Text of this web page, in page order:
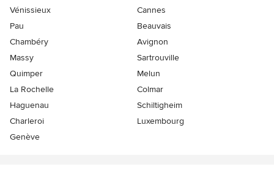
Vénissieux
Cannes
Pau
Beauvais
Chambéry
Avignon
Massy
Sartrouville
Quimper
Melun
La Rochelle
Colmar
Haguenau
Schiltigheim
Charleroi
Luxembourg
Genève